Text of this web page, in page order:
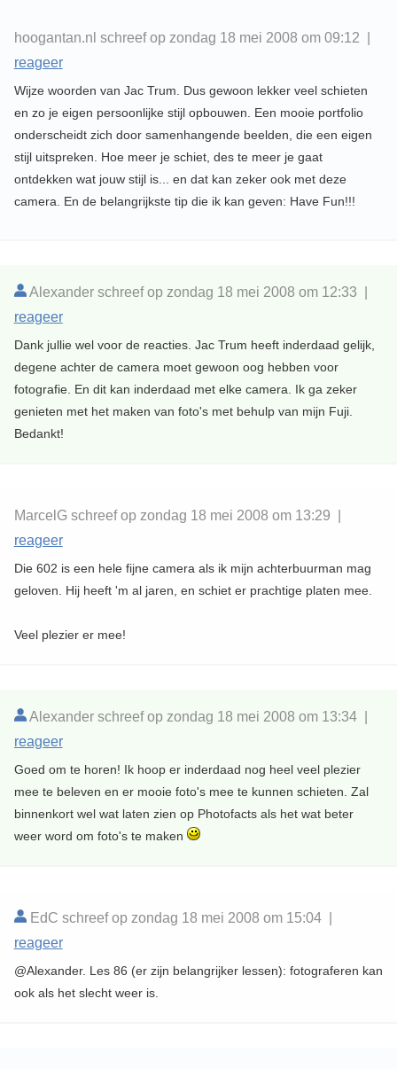
hoogantan.nl schreef op zondag 18 mei 2008 om 09:12 |
reageer
Wijze woorden van Jac Trum. Dus gewoon lekker veel schieten
en zo je eigen persoonlijke stijl opbouwen. Een mooie portfolio
onderscheidt zich door samenhangende beelden, die een eigen
stijl uitspreken. Hoe meer je schiet, des te meer je gaat
ontdekken wat jouw stijl is... en dat kan zeker ook met deze
camera. En de belangrijkste tip die ik kan geven: Have Fun!!!
Alexander schreef op zondag 18 mei 2008 om 12:33 |
reageer
Dank jullie wel voor de reacties. Jac Trum heeft inderdaad gelijk,
degene achter de camera moet gewoon oog hebben voor
fotografie. En dit kan inderdaad met elke camera. Ik ga zeker
genieten met het maken van foto's met behulp van mijn Fuji.
Bedankt!
MarcelG schreef op zondag 18 mei 2008 om 13:29 |
reageer
Die 602 is een hele fijne camera als ik mijn achterbuurman mag
geloven. Hij heeft 'm al jaren, en schiet er prachtige platen mee.
Veel plezier er mee!
Alexander schreef op zondag 18 mei 2008 om 13:34 |
reageer
Goed om te horen! Ik hoop er inderdaad nog heel veel plezier
mee te beleven en er mooie foto's mee te kunnen schieten. Zal
binnenkort wel wat laten zien op Photofacts als het wat beter
weer word om foto's te maken
EdC schreef op zondag 18 mei 2008 om 15:04 |
reageer
@Alexander. Les 86 (er zijn belangrijker lessen): fotograferen kan
ook als het slecht weer is.